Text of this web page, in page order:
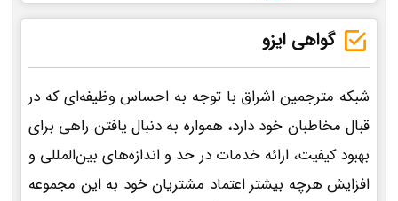
گواهی ایزو
شبکه مترجمین اشراق با توجه به احساس وظیفه‌ای که در
قبال مخاطبان خود دارد، همواره به دنبال یافتن راهی برای
بهبود کیفیت، ارائه خدمات در حد و اندازه‌های بین‌المللی و
افزایش هرچه بیشتر اعتماد مشتریان خود به این مجموعه